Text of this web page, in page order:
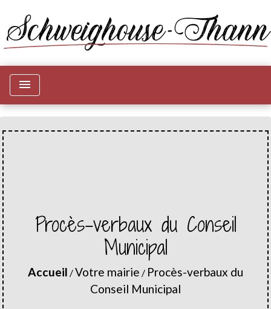
menu
Procès-verbaux du Conseil
Municipal
Accueil /Votre mairie / Procès-verbaux du
Conseil Municipal